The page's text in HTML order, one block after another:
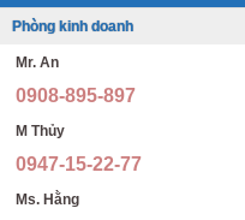
Quần áo đồng phục
Đồng phục văn phòng
Đồng phục bảo vệ thông tư 08
Giày bảo hộ lao động
Giày bảo hộ nhập khẩu
Phòng kinh doanh
Mr. An
0908-895-897
M Thủy
0947-15-22-77
Ms. Hằng